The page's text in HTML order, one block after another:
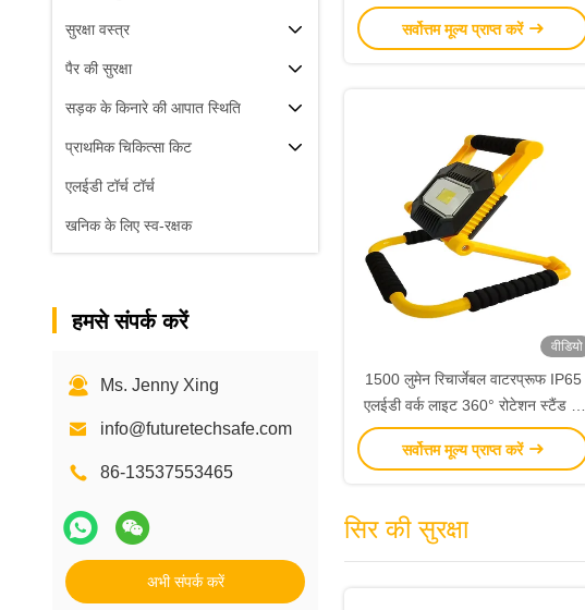
सुरक्षा वस्त्र
पैर की सुरक्षा
सड़क के किनारे की आपात स्थिति
प्राथमिक चिकित्सा किट
एलईडी टॉर्च टॉर्च
खनिक के लिए स्व-रक्षक
हमसे संपर्क करें
Ms. Jenny Xing
info@futuretechsafe.com
86-13537553465
अभी संपर्क करें
लाइट
सर्वोत्तम मूल्य प्राप्त करें
वीडियो
1500 लुमेन रिचार्जेबल वाटरप्रूफ IP65
एलईडी वर्क लाइट 360° रोटेशन स्टैंड के
साथ पोर्टेबल फोल्डेबल
सर्वोत्तम मूल्य प्राप्त करें
सिर की सुरक्षा